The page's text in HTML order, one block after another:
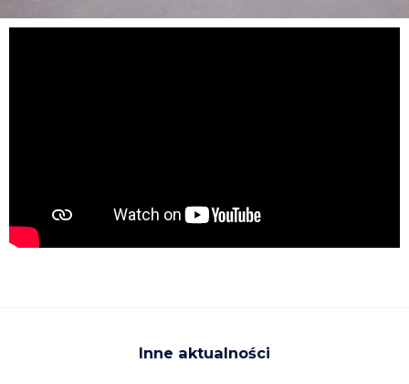
Inne aktualności